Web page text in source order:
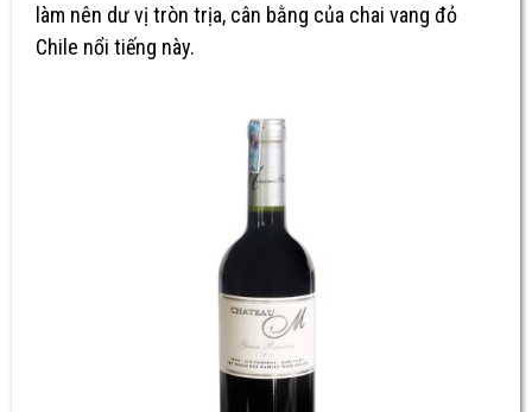
làm nên dư vị tròn trịa, cân bằng của chai vang đỏ
Chile nổi tiếng này.